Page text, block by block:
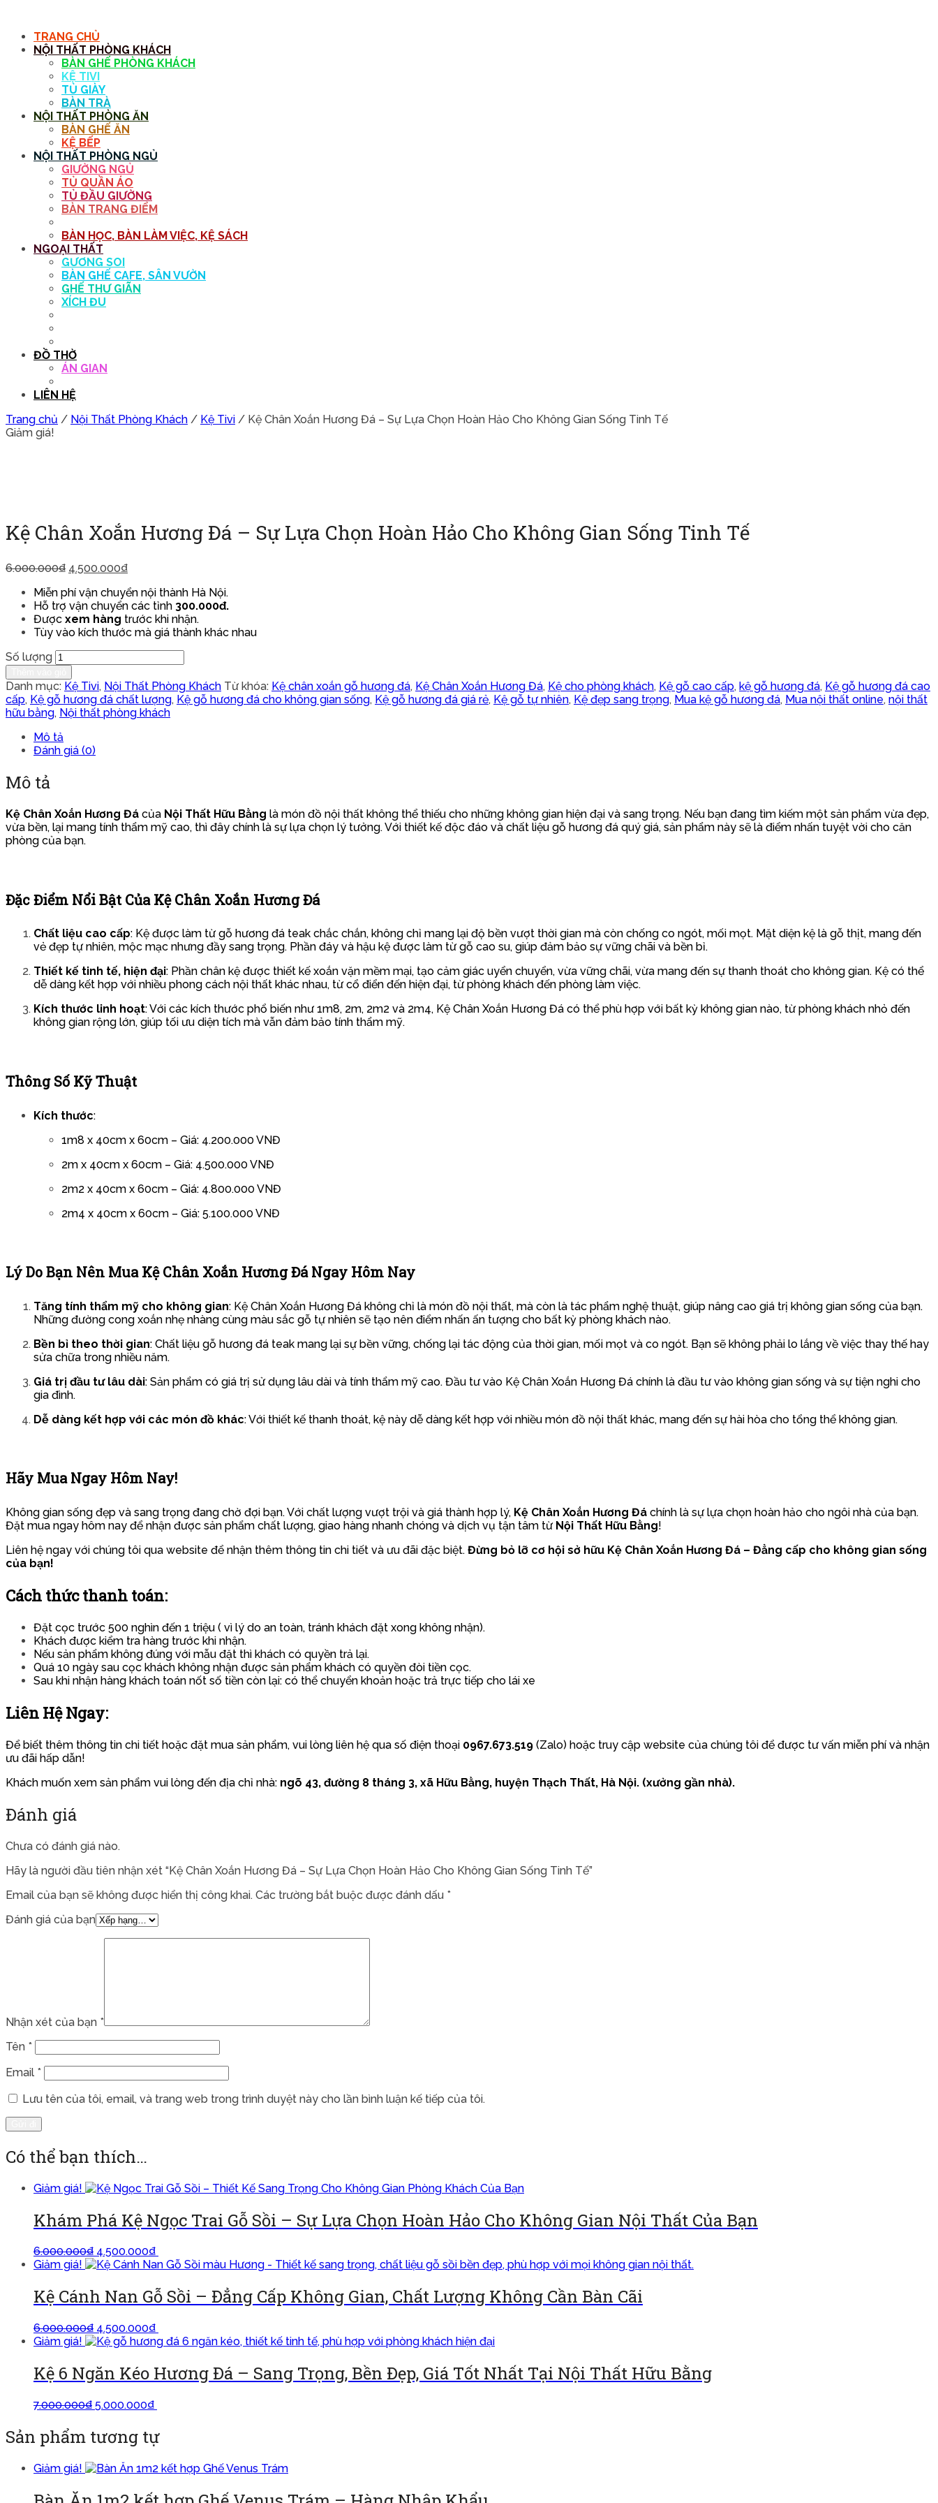
TRANG CHỦ
NỘI THẤT PHÒNG KHÁCH
BÀN GHẾ PHÒNG KHÁCH
KỆ TIVI
TỦ GIÀY
BÀN TRÀ
NỘI THẤT PHÒNG ĂN
BÀN GHẾ ĂN
KỆ BẾP
NỘI THẤT PHÒNG NGỦ
GIƯỜNG NGỦ
TỦ QUẦN ÁO
TỦ ĐẦU GIƯỜNG
BÀN TRANG ĐIỂM
BÀN HỌC, BÀN LÀM VIỆC, KỆ SÁCH
NGOẠI THẤT
GƯƠNG SOI
BÀN GHẾ CAFE, SÂN VƯỜN
GHẾ THƯ GIÃN
XÍCH ĐU
ĐỒ THỜ
ÁN GIAN
LIÊN HỆ
Trang chủ / Nội Thất Phòng Khách / Kệ Tivi / Kệ Chân Xoắn Hương Đá – Sự Lựa Chọn Hoàn Hảo Cho Không Gian Sống Tinh Tế
Giảm giá!
Kệ Chân Xoắn Hương Đá – Sự Lựa Chọn Hoàn Hảo Cho Không Gian Sống Tinh Tế
6.000.000₫ 4.500.000₫
Miễn phí vận chuyển nội thành Hà Nội.
Hỗ trợ vận chuyển các tỉnh 300.000đ.
Được xem hàng trước khi nhận.
Tùy vào kích thước mà giá thành khác nhau
Số lượng
Danh mục: Kệ Tivi, Nội Thất Phòng Khách Từ khóa: Kệ chân xoắn gỗ hương đá, Kệ Chân Xoắn Hương Đá, Kệ cho phòng khách, Kệ gỗ cao cấp, kệ gỗ hương đá, Kệ gỗ hương đá cao
cấp, Kệ gỗ hương đá chất lượng, Kệ gỗ hương đá cho không gian sống, Kệ gỗ hương đá giá rẻ, Kệ gỗ tự nhiên, Kệ đẹp sang trọng, Mua kệ gỗ hương đá, Mua nội thất online, nội thất
hữu bằng, Nội thất phòng khách
Mô tả
Đánh giá (0)
Mô tả
Kệ Chân Xoắn Hương Đá của Nội Thất Hữu Bằng là món đồ nội thất không thể thiếu cho những không gian hiện đại và sang trọng. Nếu bạn đang tìm kiếm một sản phẩm vừa đẹp,
vừa bền, lại mang tính thẩm mỹ cao, thì đây chính là sự lựa chọn lý tưởng. Với thiết kế độc đáo và chất liệu gỗ hương đá quý giá, sản phẩm này sẽ là điểm nhấn tuyệt vời cho căn
phòng của bạn.
Đặc Điểm Nổi Bật Của Kệ Chân Xoắn Hương Đá
Chất liệu cao cấp: Kệ được làm từ gỗ hương đá teak chắc chắn, không chỉ mang lại độ bền vượt thời gian mà còn chống co ngót, mối mọt. Mặt diện kệ là gỗ thịt, mang đến
vẻ đẹp tự nhiên, mộc mạc nhưng đầy sang trọng. Phần đáy và hậu kệ được làm từ gỗ cao su, giúp đảm bảo sự vững chãi và bền bỉ.
Thiết kế tinh tế, hiện đại: Phần chân kệ được thiết kế xoắn vặn mềm mại, tạo cảm giác uyển chuyển, vừa vững chãi, vừa mang đến sự thanh thoát cho không gian. Kệ có thể
dễ dàng kết hợp với nhiều phong cách nội thất khác nhau, từ cổ điển đến hiện đại, từ phòng khách đến phòng làm việc.
Kích thước linh hoạt: Với các kích thước phổ biến như 1m8, 2m, 2m2 và 2m4, Kệ Chân Xoắn Hương Đá có thể phù hợp với bất kỳ không gian nào, từ phòng khách nhỏ đến
không gian rộng lớn, giúp tối ưu diện tích mà vẫn đảm bảo tính thẩm mỹ.
Thông Số Kỹ Thuật
Kích thước:
1m8 x 40cm x 60cm – Giá: 4.200.000 VNĐ
2m x 40cm x 60cm – Giá: 4.500.000 VNĐ
2m2 x 40cm x 60cm – Giá: 4.800.000 VNĐ
2m4 x 40cm x 60cm – Giá: 5.100.000 VNĐ
Lý Do Bạn Nên Mua Kệ Chân Xoắn Hương Đá Ngay Hôm Nay
Tăng tính thẩm mỹ cho không gian: Kệ Chân Xoắn Hương Đá không chỉ là món đồ nội thất, mà còn là tác phẩm nghệ thuật, giúp nâng cao giá trị không gian sống của bạn.
Những đường cong xoắn nhẹ nhàng cùng màu sắc gỗ tự nhiên sẽ tạo nên điểm nhấn ấn tượng cho bất kỳ phòng khách nào.
Bền bỉ theo thời gian: Chất liệu gỗ hương đá teak mang lại sự bền vững, chống lại tác động của thời gian, mối mọt và co ngót. Bạn sẽ không phải lo lắng về việc thay thế hay
sửa chữa trong nhiều năm.
Giá trị đầu tư lâu dài: Sản phẩm có giá trị sử dụng lâu dài và tính thẩm mỹ cao. Đầu tư vào Kệ Chân Xoắn Hương Đá chính là đầu tư vào không gian sống và sự tiện nghi cho
gia đình.
Dễ dàng kết hợp với các món đồ khác: Với thiết kế thanh thoát, kệ này dễ dàng kết hợp với nhiều món đồ nội thất khác, mang đến sự hài hòa cho tổng thể không gian.
Hãy Mua Ngay Hôm Nay!
Không gian sống đẹp và sang trọng đang chờ đợi bạn. Với chất lượng vượt trội và giá thành hợp lý, Kệ Chân Xoắn Hương Đá chính là sự lựa chọn hoàn hảo cho ngôi nhà của bạn.
Đặt mua ngay hôm nay để nhận được sản phẩm chất lượng, giao hàng nhanh chóng và dịch vụ tận tâm từ Nội Thất Hữu Bằng!
Liên hệ ngay với chúng tôi qua website để nhận thêm thông tin chi tiết và ưu đãi đặc biệt. Đừng bỏ lỡ cơ hội sở hữu Kệ Chân Xoắn Hương Đá – Đẳng cấp cho không gian sống
của bạn!
Cách thức thanh toán:
Đặt cọc trước 500 nghìn đến 1 triệu ( vì lý do an toàn, tránh khách đặt xong không nhận).
Khách được kiểm tra hàng trước khi nhận.
Nếu sản phẩm không đúng với mẫu đặt thì khách có quyền trả lại.
Quá 10 ngày sau cọc khách không nhận được sản phẩm khách có quyền đòi tiền cọc.
Sau khi nhận hàng khách toán nốt số tiền còn lại: có thể chuyển khoản hoặc trả trực tiếp cho lái xe
Liên Hệ Ngay:
Để biết thêm thông tin chi tiết hoặc đặt mua sản phẩm, vui lòng liên hệ qua số điện thoại 0967.673.519 (Zalo) hoặc truy cập website của chúng tôi để được tư vấn miễn phí và nhận
ưu đãi hấp dẫn!
Khách muốn xem sản phẩm vui lòng đến địa chỉ nhà: ngõ 43, đường 8 tháng 3, xã Hữu Bằng, huyện Thạch Thất, Hà Nội. (xưởng gần nhà).
Đánh giá
Chưa có đánh giá nào.
Hãy là người đầu tiên nhận xét “Kệ Chân Xoắn Hương Đá – Sự Lựa Chọn Hoàn Hảo Cho Không Gian Sống Tinh Tế”
Email của bạn sẽ không được hiển thị công khai. Các trường bắt buộc được đánh dấu *
Đánh giá của bạn
Nhận xét của bạn *
Tên *
Email *
Lưu tên của tôi, email, và trang web trong trình duyệt này cho lần bình luận kế tiếp của tôi.
Có thể bạn thích…
Giảm giá!
Khám Phá Kệ Ngọc Trai Gỗ Sồi – Sự Lựa Chọn Hoàn Hảo Cho Không Gian Nội Thất Của Bạn
6.000.000₫ 4.500.000₫
Giảm giá!
Kệ Cánh Nan Gỗ Sồi – Đẳng Cấp Không Gian, Chất Lượng Không Cần Bàn Cãi
6.000.000₫ 4.500.000₫
Giảm giá!
Kệ 6 Ngăn Kéo Hương Đá – Sang Trọng, Bền Đẹp, Giá Tốt Nhất Tại Nội Thất Hữu Bằng
7.000.000₫ 5.000.000₫
Sản phẩm tương tự
Giảm giá!